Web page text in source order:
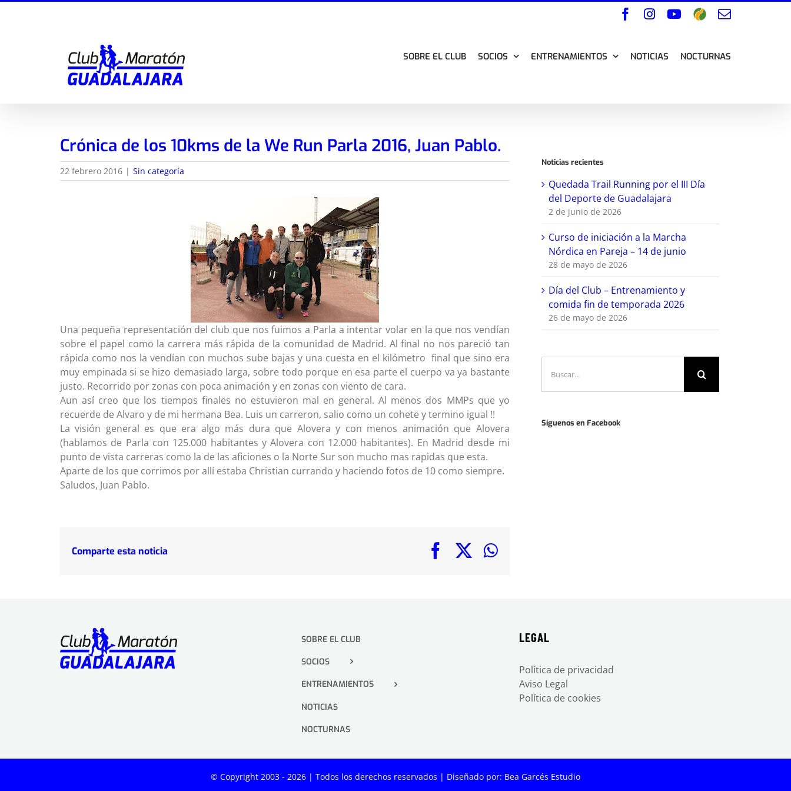
Facebook
Instagram
YouTube
WikilocCorreo
SOBRE EL CLUB SOCIOS ENTRENAMIENTOS NOTICIAS NOCTURNAS
Crónica de los 10kms de la We Run Parla 2016, Juan Pablo.
22 febrero 2016 | Sin categoría
Una pequeña representación del club que nos fuimos a Parla a intentar volar en la que nos vendían
sobre el papel como la carrera más rápida de la comunidad de Madrid. Al final no nos pareció tan
rápida como nos la vendían con muchos sube bajas y una cuesta en el kilómetro final que sino era
muy empinada si se hizo demasiado larga, sobre todo porque en esa parte el cuerpo va ya bastante
justo. Recorrido por zonas con poca animación y en zonas con viento de cara.
Aun así creo que los tiempos finales no estuvieron mal en general. Al menos dos MMPs que yo
recuerde de Alvaro y de mi hermana Bea. Luis un carreron, salio como un cohete y termino igual !!
La visión general es que era algo más dura que Alovera y con menos animación que Alovera
(hablamos de Parla con 125.000 habitantes y Alovera con 12.000 habitantes). En Madrid desde mi
punto de vista carreras como la de las aficiones o la Norte Sur son mucho mas rapidas que esta.
Aparte de los que corrimos por allí estaba Christian currando y haciendo fotos de 10 como siempre.
Saludos, Juan Pablo.
Comparte esta noticia FacebookWhatsApp
Noticias recientes
Quedada Trail Running por el III Día
del Deporte de Guadalajara
2 de junio de 2026
Curso de iniciación a la Marcha
Nórdica en Pareja – 14 de junio
28 de mayo de 2026
Día del Club – Entrenamiento y
comida fin de temporada 2026
26 de mayo de 2026
Síguenos en Facebook
SOBRE EL CLUB
SOCIOS
ENTRENAMIENTOS
NOTICIAS
NOCTURNAS
LEGAL
Política de privacidad
Aviso Legal
Política de cookies
© Copyright 2003 - 2026 | Todos los derechos reservados | Diseñado por: Bea Garcés Estudio